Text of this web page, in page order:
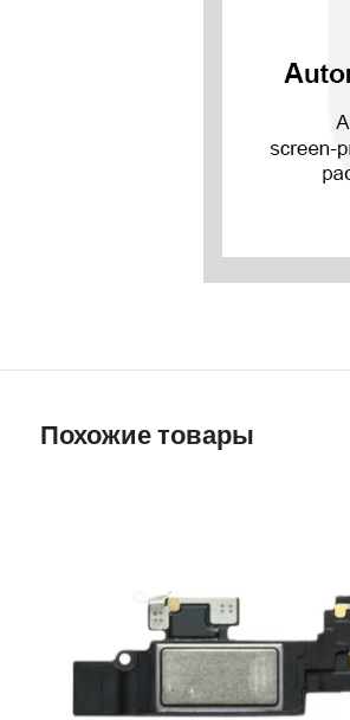
Похожие товары